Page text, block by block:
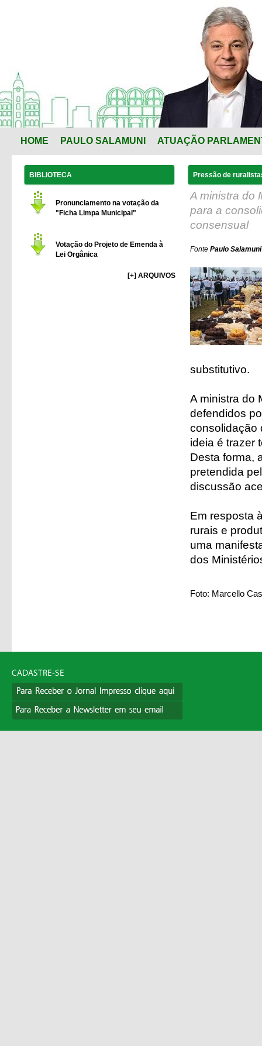
HOME PAULO SALAMUNI ATUAÇÃO
BIBLIOTECA
Pronunciamento na votação da
"Ficha Limpa Municipal"
Votação do Projeto de Emenda à
Lei Orgânica
[+] ARQUIVOS
Pressão de
A ministra do
para a
consensual
Fonte Paulo
substitutivo.
A ministra do
defendidos
consolidação
ideia é trazer
Desta forma,
pretendida
discussão
Em resposta
rurais e
uma
dos
Foto: Marcello